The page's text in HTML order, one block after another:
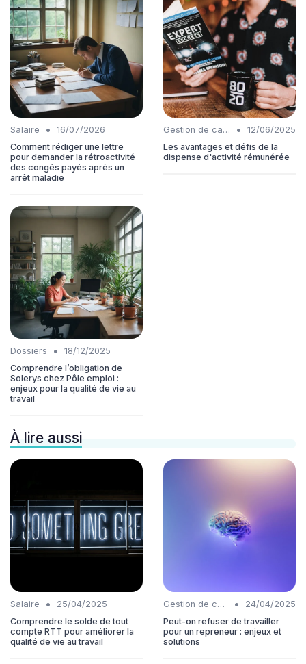
Salaire •
16/07/2026
Comment rédiger une lettre
pour demander la rétroactivité
des congés payés après un
arrêt maladie
Gestion de carrière •
12/06/2025
Les avantages et défis de la
dispense d'activité rémunérée
Dossiers •
18/12/2025
Comprendre l’obligation de
Solerys chez Pôle emploi :
enjeux pour la qualité de vie au
travail
À lire aussi
Salaire •
25/04/2025
Comprendre le solde de tout
compte RTT pour améliorer la
qualité de vie au travail
Gestion de carrière •
24/04/2025
Peut-on refuser de travailler
pour un repreneur : enjeux et
solutions